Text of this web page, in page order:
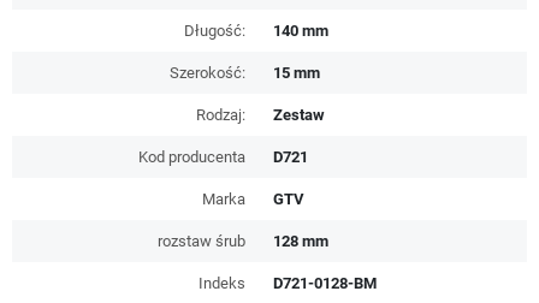
Długość: 140 mm
Szerokość: 15 mm
Rodzaj: Zestaw
Kod producenta D721
Marka GTV
rozstaw śrub 128 mm
Indeks D721-0128-BM